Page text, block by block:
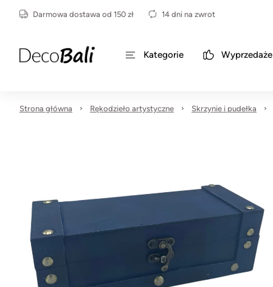
Darmowa dostawa od 150 zł 14 dni na zwrot
Kategorie Wyprzedaże
Strona główna Rękodzieło artystyczne Skrzynie i pudełka